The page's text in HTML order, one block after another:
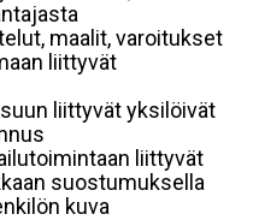
maalit, varoitukset
liittyvät
liittyvät yksilöivät
liittyvät
suostumuksella
kuva